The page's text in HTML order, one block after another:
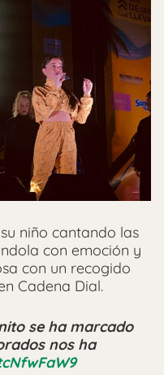
niño cantando las
con emoción y
con un recogido
Cadena Dial.
se ha marcado
nos ha